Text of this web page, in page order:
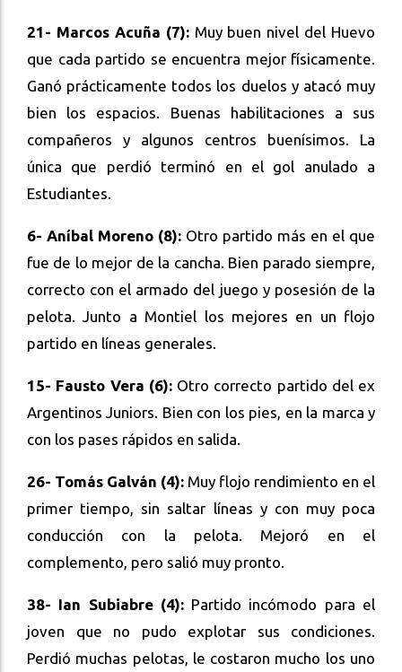
21- Marcos Acuña (7): Muy buen nivel del Huevo
que cada partido se encuentra mejor físicamente.
Ganó prácticamente todos los duelos y atacó muy
bien los espacios. Buenas habilitaciones a sus
compañeros y algunos centros buenísimos. La
única que perdió terminó en el gol anulado a
Estudiantes.
6- Aníbal Moreno (8): Otro partido más en el que
fue de lo mejor de la cancha. Bien parado siempre,
correcto con el armado del juego y posesión de la
pelota. Junto a Montiel los mejores en un flojo
partido en líneas generales.
15- Fausto Vera (6): Otro correcto partido del ex
Argentinos Juniors. Bien con los pies, en la marca y
con los pases rápidos en salida.
26- Tomás Galván (4): Muy flojo rendimiento en el
primer tiempo, sin saltar líneas y con muy poca
conducción con la pelota. Mejoró en el
complemento, pero salió muy pronto.
38- Ian Subiabre (4):Partido incómodo para el
joven que no pudo explotar sus condiciones.
Perdió muchas pelotas, le costaron mucho los uno